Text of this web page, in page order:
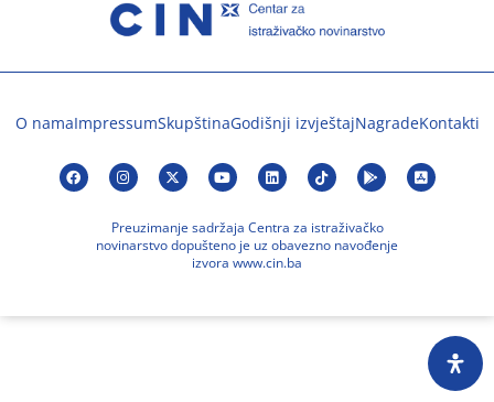
O namaImpressumSkupštinaGodišnji izvještajNagradeKontakti
Preuzimanje sadržaja Centra za istraživačko
novinarstvo dopušteno je uz obavezno navođenje
izvora www.cin.ba